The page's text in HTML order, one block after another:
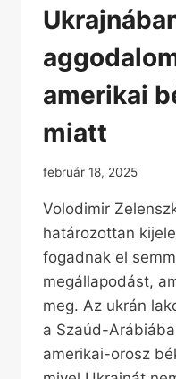
amerikai
miatt
február 18, 2025
Volodimir
határozottan
fogadnak el
megállapodást,
meg. Az ukrán
a Szaúd-
amerikai-orosz